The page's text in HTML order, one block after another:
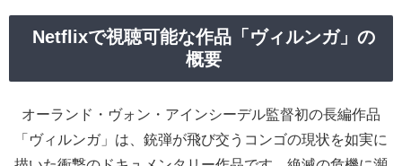
Netflixで視聴可能な作品「ヴィルンガ」の
概要
オーランド・ヴォン・アインシーデル監督初の長編作品
「ヴィルンガ」は、銃弾が飛び交うコンゴの現状を如実に